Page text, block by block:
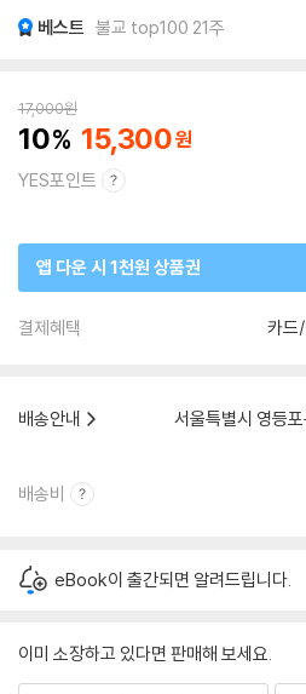
베스트 불교 top100 21주
17,000원
10 15,300
YES포인트
앱 다운 시 1천원 상품권
결제혜택 카드
배송안내
서울특별시 영등
배송비
eBook이 출간되면 알려드립니다.
이미 소장하고 있다면 판매해 보세요.